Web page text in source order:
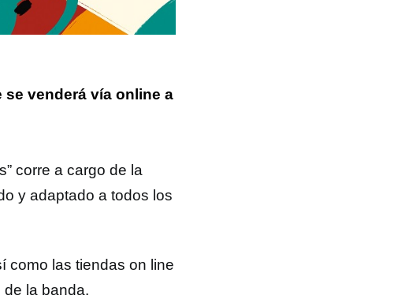
venderá vía online a
corre a cargo de la
y adaptado a todos los
como las tiendas on line
la banda.